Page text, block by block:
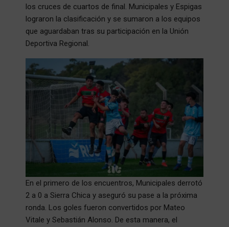
los cruces de cuartos de final. Municipales y Espigas
lograron la clasificación y se sumaron a los equipos
que aguardaban tras su participación en la Unión
Deportiva Regional.
En el primero de los encuentros, Municipales derrotó
2 a 0 a Sierra Chica y aseguró su pase a la próxima
ronda. Los goles fueron convertidos por Mateo
Vitale y Sebastián Alonso. De esta manera, el